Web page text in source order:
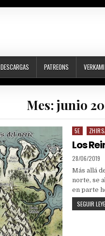
DESCARGAS PATREONS VERKAMI
Mes:junio
Posted
in
5E
Los
PUBLISHED
DATE:
28/06/2019
Más allá
norte, se
en parte
SEGUIR